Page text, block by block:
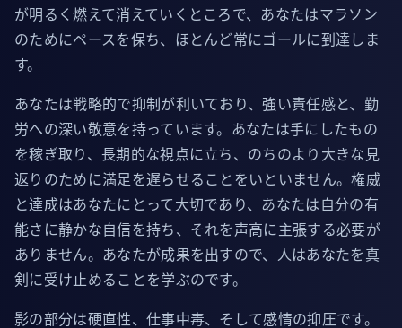
が明るく燃えて消えていくところで、あなたはマラソン
のためにペースを保ち、ほとんど常にゴールに到達しま
す。
あなたは戦略的で抑制が利いており、強い責任感と、勤
労への深い敬意を持っています。あなたは手にしたもの
を稼ぎ取り、長期的な視点に立ち、のちのより大きな見
返りのために満足を遅らせることをいといません。権威
と達成はあなたにとって大切であり、あなたは自分の有
能さに静かな自信を持ち、それを声高に主張する必要が
ありません。あなたが成果を出すので、人はあなたを真
剣に受け止めることを学ぶのです。
影の部分は硬直性、仕事中毒、そして感情の抑圧です。